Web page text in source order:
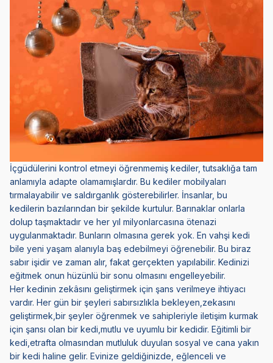
İçgüdülerini kontrol etmeyi öğrenmemiş kediler, tutsaklığa tam
anlamıyla adapte olamamışlardır. Bu kediler mobilyaları
tırmalayabilir ve saldırganlık gösterebilirler. İnsanlar, bu
kedilerin bazılarından bir şekilde kurtulur. Barınaklar onlarla
dolup taşmaktadır ve her yıl milyonlarcasına ötenazi
uygulanmaktadır. Bunların olmasına gerek yok. En vahşi kedi
bile yeni yaşam alanıyla baş edebilmeyi öğrenebilir. Bu biraz
sabır işidir ve zaman alır, fakat gerçekten yapılabilir. Kedinizi
eğitmek onun hüzünlü bir sonu olmasını engelleyebilir.
Her kedinin zekâsını geliştirmek için şans verilmeye ihtiyacı
vardır. Her gün bir şeyleri sabırsızlıkla bekleyen,zekasını
geliştirmek,bir şeyler öğrenmek ve sahipleriyle iletişim kurmak
için şansı olan bir kedi,mutlu ve uyumlu bir kedidir. Eğitimli bir
kedi,etrafta olmasından mutluluk duyulan sosyal ve cana yakın
bir kedi haline gelir. Evinize geldiğinizde, eğlenceli ve